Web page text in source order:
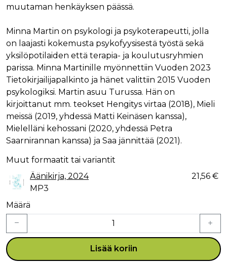
muutaman henkäyksen päässä.
Minna Martin on psykologi ja psykoterapeutti, jolla
on laajasti kokemusta psykofyysisestä työstä sekä
yksilöpotilaiden että terapia- ja koulutusryhmien
parissa. Minna Martinille myönnettiin Vuoden 2023
Tietokirjailijapalkinto ja hänet valittiin 2015 Vuoden
psykologiksi. Martin asuu Turussa. Hän on
kirjoittanut mm. teokset Hengitys virtaa (2018), Mieli
meissä (2019, yhdessä Matti Keinäsen kanssa),
Mielelläni kehossani (2020, yhdessä Petra
Saarnirannan kanssa) ja Saa jännittää (2021).
Muut formaatit tai variantit
Äänikirja, 2024
MP3
21,56 €
Määrä
Lisää koriin